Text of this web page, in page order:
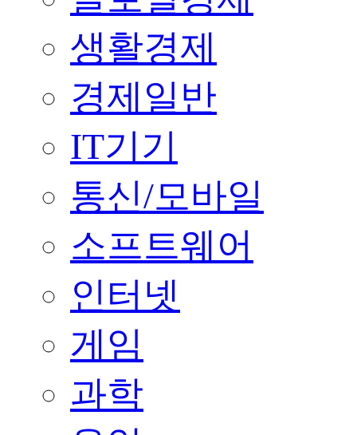
생활경제
경제일반
IT기기
통신/모바일
소프트웨어
인터넷
게임
과학